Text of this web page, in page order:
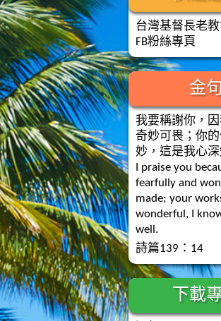
台灣基督長老
FB粉絲專頁
金句
我要稱謝你，因
奇妙可畏；你
妙，這是我心深
I praise you
fearfully and
made; your
wonderful, I
well.
詩篇139：14
下載